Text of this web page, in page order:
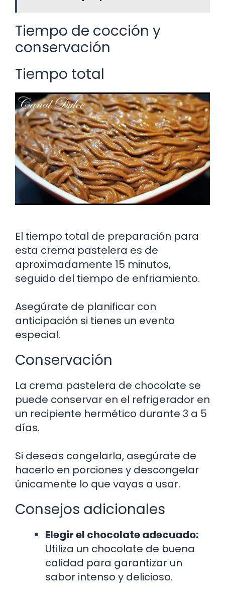
Tiempo de cocción y
conservación
Tiempo total
El tiempo total de preparación para
esta crema pastelera es de
aproximadamente 15 minutos,
seguido del tiempo de enfriamiento.
Asegúrate de planificar con
anticipación si tienes un evento
especial.
Conservación
La crema pastelera de chocolate se
puede conservar en el refrigerador en
un recipiente hermético durante 3 a 5
días.
Si deseas congelarla, asegúrate de
hacerlo en porciones y descongelar
únicamente lo que vayas a usar.
Consejos adicionales
Elegir el chocolate adecuado:
Utiliza un chocolate de buena
calidad para garantizar un
sabor intenso y delicioso.